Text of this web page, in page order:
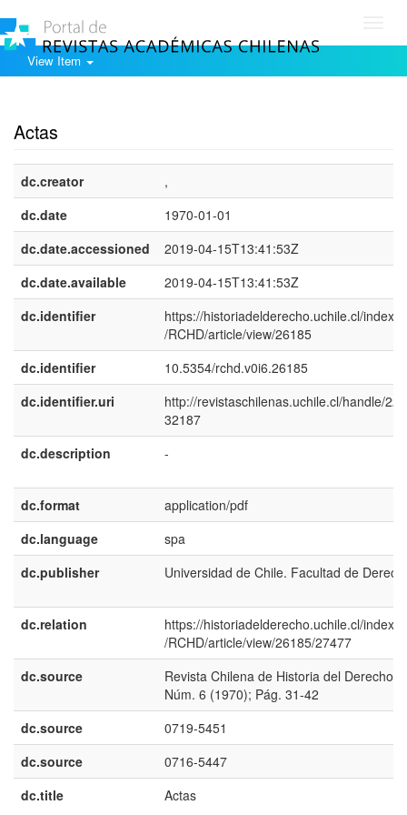
View Item
Actas
dc.creator
,
dc.date
1970-01-01
dc.date.accessioned
2019-04-15T13:41:53Z
dc.date.available
2019-04-15T13:41:53Z
dc.identifier
https://historiadelderecho.uchile.cl/
/RCHD/article/view/26185
dc.identifier
10.5354/rchd.v0i6.26185
dc.identifier.uri
http://revistaschilenas.uchile.cl/handle/
32187
dc.description
-
dc.format
application/pdf
dc.language
spa
dc.publisher
Universidad de Chile. Facultad de
dc.relation
https://historiadelderecho.uchile.cl/
/RCHD/article/view/26185/27477
dc.source
Revista Chilena de Historia del Derecho;
Núm. 6 (1970); Pág. 31-42
dc.source
0719-5451
dc.source
0716-5447
dc.title
Actas